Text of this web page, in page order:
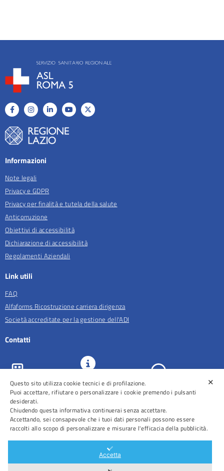
Informazioni
Note legali
Privacy e GDPR
Privacy per finalità e tutela della salute
Anticorruzione
Obiettivi di accessibilità
Dichiarazione di accessibilità
Regolamenti Aziendali
Link utili
FAQ
Alfaforms Ricostruzione carriera dirigenza
Società accreditate per la gestione dell'ADI
Contatti
ASL Roma 5
URP e
Comunicazione
Prenotazioni
✕
Questo sito utilizza cookie tecnici e di profilazione.
Puoi accettare, rifiutare o personalizzare i cookie premendo i pulsanti
desiderati.
Chiudendo questa informativa continuerai senza accettare.
Accettando, sei consapevole che i tuoi dati personali possono essere
raccolti allo scopo di personalizzare e misurare l'efficacia della pubblicità.
Accetta